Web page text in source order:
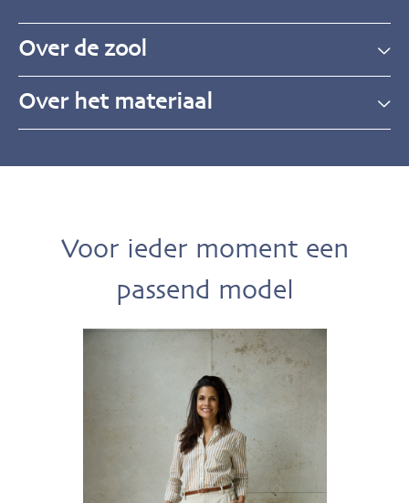
Over de zool
Over het materiaal
Voor ieder moment een
passend model